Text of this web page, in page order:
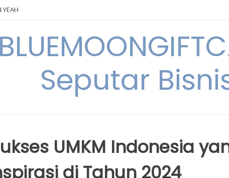
YEAH
Seputar
UMKM Indonesia
di Tahun 2024